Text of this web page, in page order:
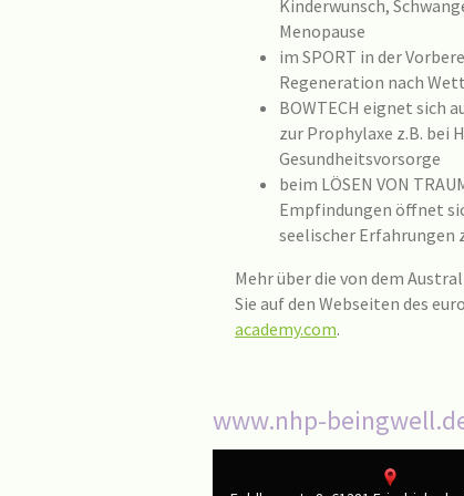
Kinderwunsch,
Menopause
im SPORT in der
Regeneration nach
BOWTECH eignet sich
zur Prophylaxe z.B. bei
Gesundheitsvorsorge
beim LÖSEN VON
Empfindungen öffnet
seelischer Erfahrungen
Mehr über die von dem
Sie auf den Webseiten des
academy.com.
www.nhp-